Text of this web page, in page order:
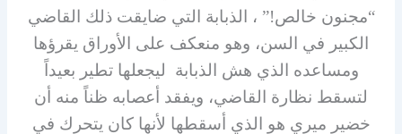
“مجنون خالص!” ، الذبابة التي ضايقت ذلك القاضي
الكبير في السن، وهو منعكف على الأوراق يقرؤها
ومساعده الذي هش الذبابة ليجعلها تطير بعيداً
لتسقط نظارة القاضي، ويفقد أعصابه ظناً منه أن
خضير ميري هو الذي أسقطها لأنها كان يتحرك في